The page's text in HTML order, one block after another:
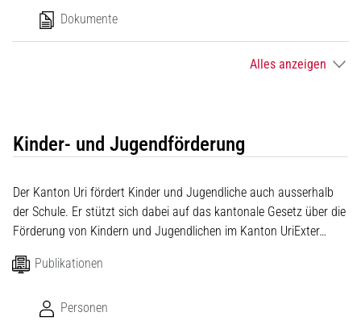
Dokumente
Alles anzeigen
Kinder- und Jugendförderung
Der Kanton Uri fördert Kinder und Jugendliche auch ausserhalb
der Schule. Er stützt sich dabei auf das kantonale Gesetz über die
Förderung von Kindern und Jugendlichen im Kanton UriExter…
Publikationen
Personen